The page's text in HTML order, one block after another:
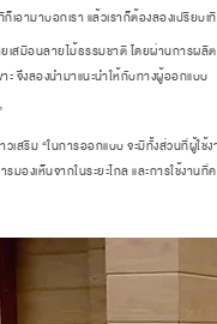
ามาบอกเรา แล้วเราก็ต้องลองเปรียบ
สมือนลายไม้ธรรมชาติ โดยผ่านการผ
ะ จึงลองนำมาแนะนำให้กับทางผู้ออกแบบ
ริม “ในการออกแบบ จะมีทั้งส่วนที่ผู้ใช้
งเห็นจากในระยะไกล และการใช้งาน